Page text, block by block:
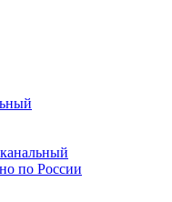
по России